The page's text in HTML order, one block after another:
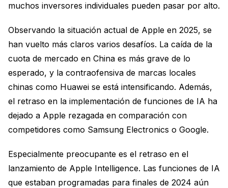
muchos inversores individuales pueden pasar por alto.
Observando la situación actual de Apple en 2025, se
han vuelto más claros varios desafíos. La caída de la
cuota de mercado en China es más grave de lo
esperado, y la contraofensiva de marcas locales
chinas como Huawei se está intensificando. Además,
el retraso en la implementación de funciones de IA ha
dejado a Apple rezagada en comparación con
competidores como Samsung Electronics o Google.
Especialmente preocupante es el retraso en el
lanzamiento de Apple Intelligence. Las funciones de IA
que estaban programadas para finales de 2024 aún